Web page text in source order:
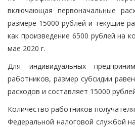
включающая первоначальные
размере 15000 рублей и текущие
как произведение 6500 рублей на
мае 2020 г.
Для индивидуальных
работников, размер субсидии
расходов и составляет 15000
Количество работников
Федеральной налоговой службой